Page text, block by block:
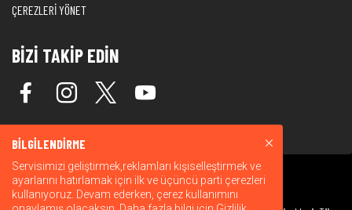
ÇEREZLERİ YÖNET
BİZİ TAKİP EDİN
BİLGİLENDİRME
Servisimizi geliştirmek,reklamları kişiselleştirmek ve
ayarlarını hatırlamak için ilk ve üçüncü parti çerezleri
kullanıyoruz. Devam ederken, çerez kullanımını